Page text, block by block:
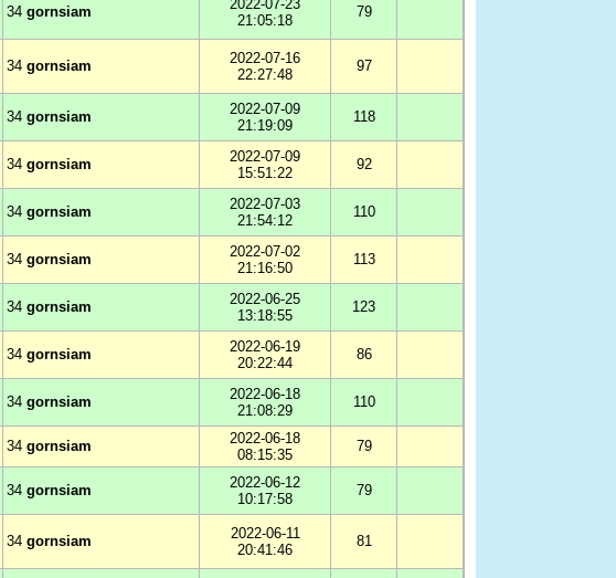
34 gornsiam
2022-07-23
21:05:18
79
34 gornsiam
2022-07-16
22:27:48
97
34 gornsiam
2022-07-09
21:19:09
118
34 gornsiam
2022-07-09
15:51:22
92
34 gornsiam
2022-07-03
21:54:12
110
34 gornsiam
2022-07-02
21:16:50
113
34 gornsiam
2022-06-25
13:18:55
123
34 gornsiam
2022-06-19
20:22:44
86
34 gornsiam
2022-06-18
21:08:29
110
34 gornsiam
2022-06-18
08:15:35
79
34 gornsiam
2022-06-12
10:17:58
79
34 gornsiam
2022-06-11
20:41:46
81